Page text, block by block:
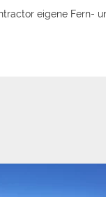
eigene Fern-